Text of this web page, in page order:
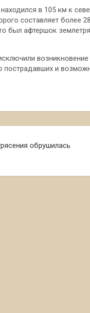
в 105 км к
составляет более
был афтершок
пострадавших и
обрушилась